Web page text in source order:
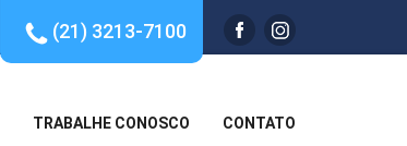
(21) 3213-7100
TRABALHE CONOSCO CONTATO